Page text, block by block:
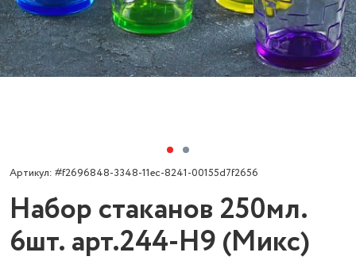
Артикул: #f2696848-3348-11ec-8241-00155d7f2656
Набор стаканов 250мл.
6шт. арт.244-Н9 (Микс)